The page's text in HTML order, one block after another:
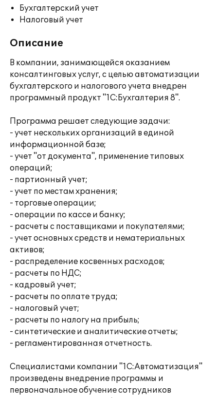
Бухгалтерский учет
Налоговый учет
Описание
В компании, занимающейся оказанием
консалтинговых услуг, с целью автоматизации
бухгалтерского и налогового учета внедрен
программный продукт "1С:Бухгалтерия 8".
Программа решает следующие задачи:
- учет нескольких организаций в единой
информационной базе;
- учет "от документа", применение типовых
операций;
- партионный учет;
- учет по местам хранения;
- торговые операции;
- операции по кассе и банку;
- расчеты с поставщиками и покупателями;
- учет основных средств и нематериальных
активов;
- распределение косвенных расходов;
- расчеты по НДС;
- кадровый учет;
- расчеты по оплате труда;
- налоговый учет;
- расчеты по налогу на прибыль;
- синтетические и аналитические отчеты;
- регламентированная отчетность.
Специалистами компании "1С:Автоматизация"
произведены внедрение программы и
первоначальное обучение сотрудников